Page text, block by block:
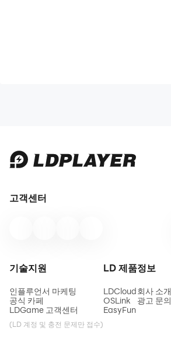
고객센터
기술지원
인플루언서 마케팅
공식 카페
LDGame 고객센터
(LD 계정 및 충전 문제만 접수)
LD 제품
LDCloud
OSLink
EasyFun
정보
회사 소개
광고 문의